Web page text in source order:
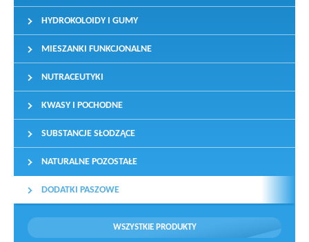
HYDROKOLOIDY I GUMY
MIESZANKI FUNKCJONALNE
NUTRACEUTYKI
KWASY I POCHODNE
SUBSTANCJE SŁODZĄCE
NATURALNE POZOSTAŁE
DODATKI PASZOWE
WSZYSTKIE PRODUKTY